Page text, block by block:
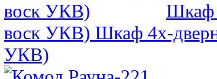
Шкаф
воск УКВ) Шкаф 4х-
УКВ)